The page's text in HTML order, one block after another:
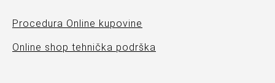
Procedura Online kupovine
Online shop tehnička podrška